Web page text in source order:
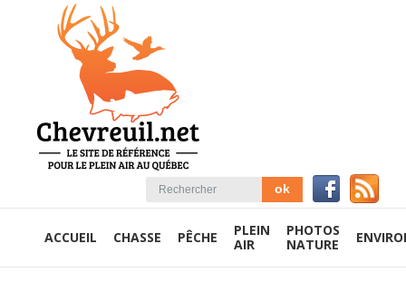
ACCUEIL CHASSE PÊCHE
PLEIN
AIR
PHOTOS
NATURE